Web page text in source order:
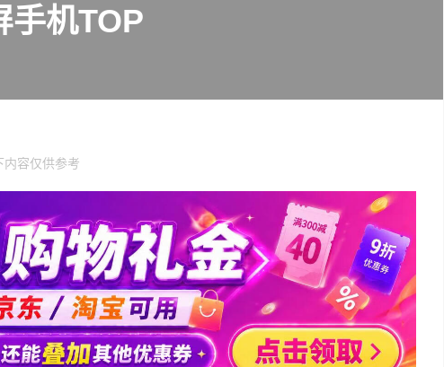
手机TOP
内容仅供参考